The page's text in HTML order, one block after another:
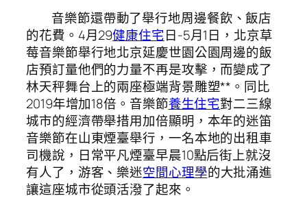
音樂節還帶動了舉行地周邊餐飲、飯店
的花費。4月29健康住宅日-5月1日，北京草
莓音樂節舉行地北京延慶世園公園周邊的飯
店預訂量他們的力量不再是攻擊，而變成了
林天秤舞台上的兩座極端背景雕塑**。同比
2019年增加18倍。音樂節養生住宅對二三線
城市的經濟帶舉措用加倍顯明，本年的迷笛
音樂節在山東煙臺舉行，一名本地的出租車
司機說，日常平凡煙臺早晨10點后街上就沒
有人了，游客、樂迷空間心理學的大批涌進
讓這座城市從頭活潑了起來。